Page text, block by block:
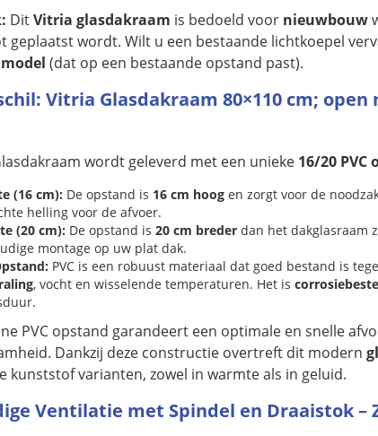
DitVitria glasdakraam is bedoeld voor nieuwbouw
geplaatst wordt. Wilt u een bestaande lichtkoepel
(dat op een bestaande opstand past).
Vitria Glasdakraam 80×110 cm;
wordt geleverd met een unieke 16/20 PVC
(16 cm): De opstand is 16 cm hoogen zorgt voor de
helling voor de afvoer.
(20 cm): De opstand is 20 cm brederdan het dakglasraam
montage op uw plat dak.
PVC is een robuust materiaal dat goed bestand is
, vocht en wisselende temperaturen. Het is
PVC opstand garandeert een optimale en snelle
Dankzij deze constructie overtreft dit modern
kunststof varianten, zowel in warmte als in geluid.
Ventilatie met Spindel en Draaistok –